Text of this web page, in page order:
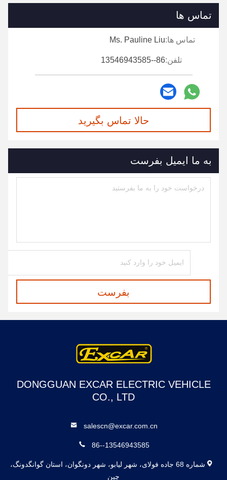
تماس ها
تماس ها:Ms. Pauline Liu
تلفن:86--13546943585
حالا تماس بگیرید
به ما ایمیل بفرست
بفرست
DONGGUAN EXCAR ELECTRIC VEHICLE
CO., LTD
salescn@excar.com.cn
86--13546943585
شماره 68 جاده فولای، شهر لیابو، شهر دونگوان، استان گوانگدونگ،
چین